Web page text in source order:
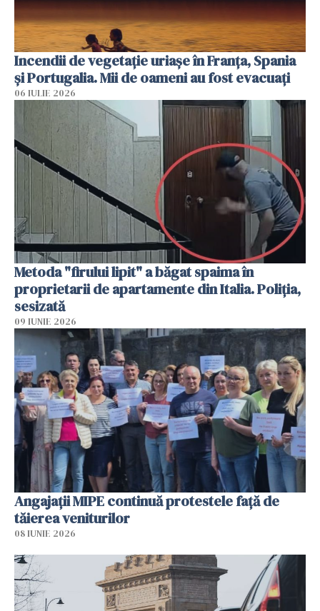
Incendii de vegetație uriașe în Franța, Spania
și Portugalia. Mii de oameni au fost evacuați
06 IULIE 2026
Metoda "firului lipit" a băgat spaima în
proprietarii de apartamente din Italia. Poliția,
sesizată
09 IUNIE 2026
Angajaţii MIPE continuă protestele faţă de
tăierea veniturilor
08 IUNIE 2026